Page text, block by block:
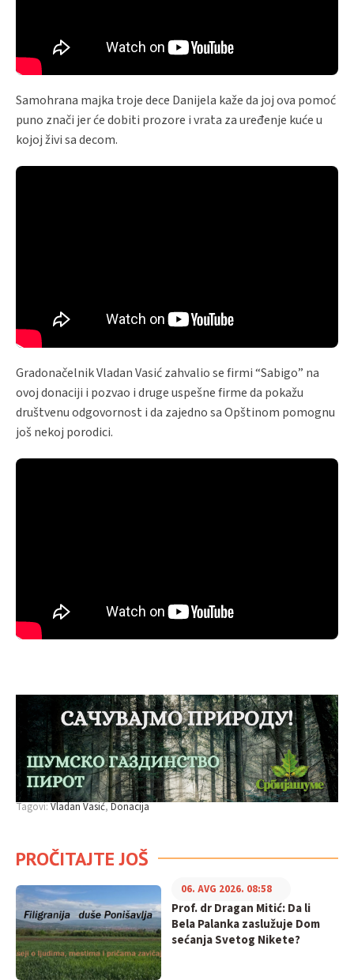
Samohrana majka troje dece Danijela kaže da joj ova pomoć
puno znači jer će dobiti prozore i vrata za uređenje kuće u
kojoj živi sa decom.
Gradonačelnik Vladan Vasić zahvalio se firmi “Sabigo” na
ovoj donaciji i pozvao i druge uspešne firme da pokažu
društvenu odgovornost i da zajedno sa Opštinom pomognu
još nekoj porodici.
Tagovi:Vladan Vasić Donacija
PROČITAJTE JOŠ
Prof. dr Dragan Mitić: Da li
Bela Palanka zaslužuje Dom
sećanja Svetog Nikete?
06. AVG 2026. 08:58